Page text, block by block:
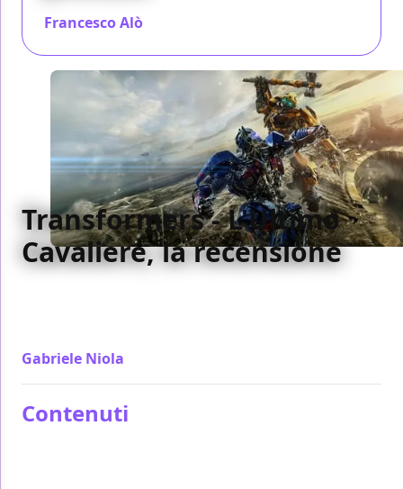
Francesco Alò
Transformers - L'Ultimo
Cavaliere, la recensione
Gabriele Niola
Contenuti